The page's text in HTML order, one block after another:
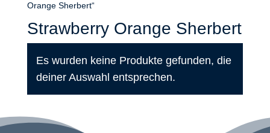
Orange Sherbert“
Strawberry Orange Sherbert
Es wurden keine Produkte gefunden, die
deiner Auswahl entsprechen.